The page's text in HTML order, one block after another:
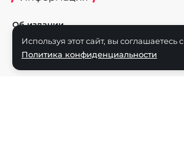
Об издании
Реклама на портале
Политика конфиденциальности
Используя этот сайт, вы соглашаетесь с
Политика конфиденциальности